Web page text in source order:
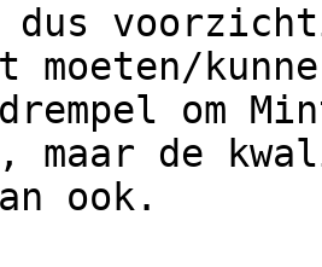
dus
om
maar de
ook.